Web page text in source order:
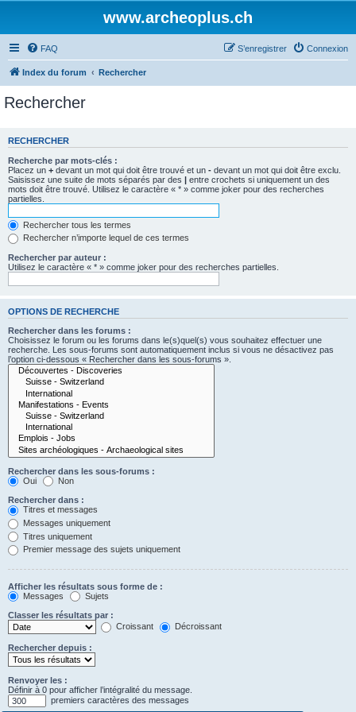
www.archeoplus.ch
FAQ Connexion
S’enregistrer
Index du forum Rechercher
Rechercher
RECHERCHER
Recherche par mots-clés :
Placez un + devant un mot qui doit être trouvé et un - devant un mot qui doit être exclu.
Saisissez une suite de mots séparés par des | entre crochets si uniquement un des
mots doit être trouvé. Utilisez le caractère « * » comme joker pour des recherches
partielles.
Rechercher tous les termes
Rechercher n’importe lequel de ces termes
Rechercher par auteur :
Utilisez le caractère « * » comme joker pour des recherches partielles.
OPTIONS DE RECHERCHE
Rechercher dans les forums :
Choisissez le forum ou les forums dans le(s)quel(s) vous souhaitez effectuer une
recherche. Les sous-forums sont automatiquement inclus si vous ne désactivez pas
l’option ci-dessous « Rechercher dans les sous-forums ».
Rechercher dans les sous-forums :
Oui
Non
Rechercher dans :
Titres et messages
Messages uniquement
Titres uniquement
Premier message des sujets uniquement
Afficher les résultats sous forme de :
Messages
Sujets
Classer les résultats par :
Croissant
Décroissant
Rechercher depuis :
Renvoyer les :
Définir à 0 pour afficher l’intégralité du message.
premiers caractères des messages